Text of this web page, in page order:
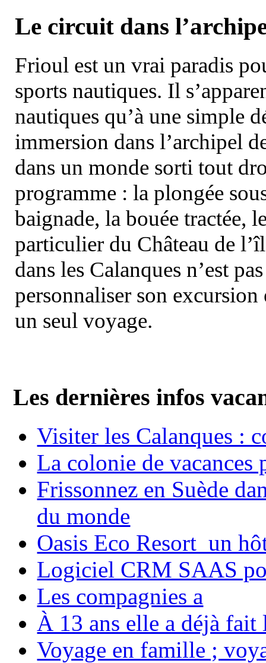
Le circuit dans
Frioul est un vrai paradis
sports nautiques. Il
nautiques qu’à une simple
immersion dans l’archipel
dans un monde sorti tout
programme : la plongée
baignade, la bouée tractée,
particulier du Château de
dans les Calanques n’est
personnaliser son
un seul voyage.
Les dernières infos
Visiter les Calanques :
La colonie de vacances
Frissonnez en Suède
du monde
Oasis Eco Resort un
Logiciel CRM SAAS
Les compagnies a
À 13 ans elle a déjà
Voyage en famille ;